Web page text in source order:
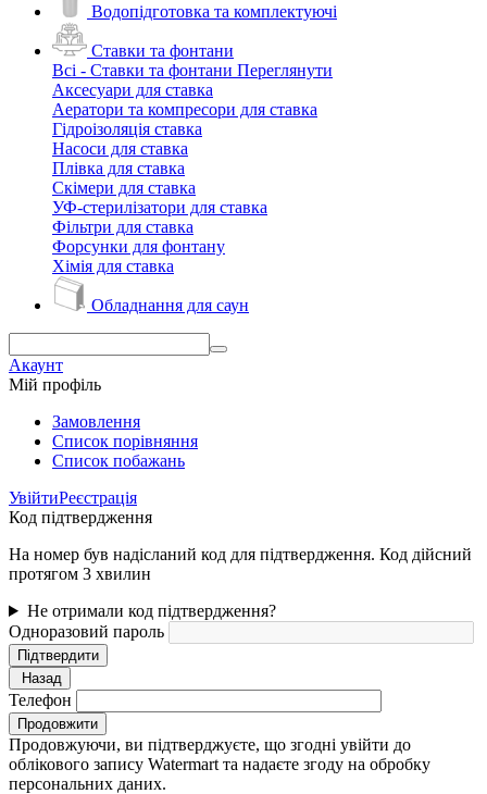
Водопідготовка та комплектуючі
Ставки та фонтани
Всі - Ставки та фонтани Переглянути
Аксесуари для ставка
Аератори та компресори для ставка
Гідроізоляція ставка
Насоси для ставка
Плівка для ставка
Скімери для ставка
УФ-стерилізатори для ставка
Фільтри для ставка
Форсунки для фонтану
Хімія для ставка
Обладнання для саун
Акаунт
Мій профіль
Замовлення
Cписок порівняння
Список побажань
УвійтиРеєстрація
Код підтвердження
На номер був надісланий код для підтвердження. Код дійсний
протягом 3 хвилин
Не отримали код підтвердження?
Одноразовий пароль
Підтвердити
Назад
Телефон
Продовжити
Продовжуючи, ви підтверджуєте, що згодні увійти до
облікового запису Watermart та надаєте згоду на обробку
персональних даних.